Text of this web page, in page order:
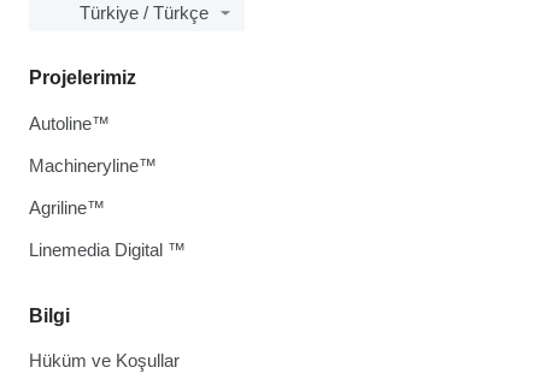
Türkiye / Türkçe
Bilgi
Hüküm ve Koşullar
Projelerimiz
Autoline™
Machineryline™
Agriline™
Linemedia Digital ™